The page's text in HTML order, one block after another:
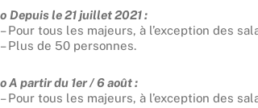
o Depuis le 21 juillet 2021 :
– Pour tous les majeurs, à l’exception des
– Plus de 50 personnes.
o A partir du 1er / 6 août :
– Pour tous les majeurs, à l’exception des